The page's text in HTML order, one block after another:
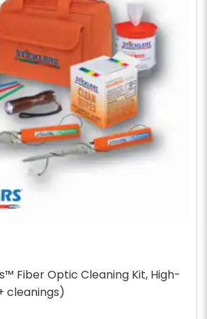
Fiber Optic Cleaning Kit, High-
cleanings)